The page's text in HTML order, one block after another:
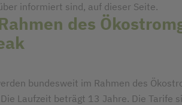
informiert sind, auf dieser Seite.
des
bundesweit im Rahmen des
Laufzeit beträgt 13 Jahre. Die Tarife